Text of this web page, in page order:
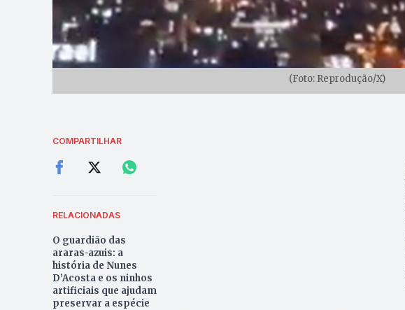
(Foto: Reprodução/X)
COMPARTILHAR
RELACIONADAS
O guardião das
araras-azuis: a
história de Nunes
D’Acosta e os ninhos
artificiais que ajudam
preservar a espécie